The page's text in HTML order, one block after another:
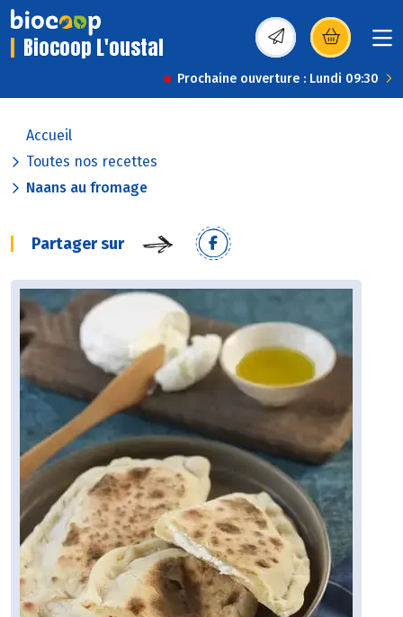
Biocoop L'oustal (s’ouvre dans une
Prochaine ouverture : Lundi 09:30
Accueil
Toutes nos recettes
Naans au fromage
Partager sur